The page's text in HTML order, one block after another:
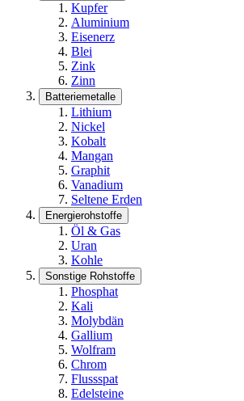
Kupfer
Aluminium
Eisenerz
Blei
Zink
Zinn
Batteriemetalle
Lithium
Nickel
Kobalt
Mangan
Graphit
Vanadium
Seltene Erden
Energierohstoffe
Öl & Gas
Uran
Kohle
Sonstige Rohstoffe
Phosphat
Kali
Molybdän
Gallium
Wolfram
Chrom
Flussspat
Edelsteine